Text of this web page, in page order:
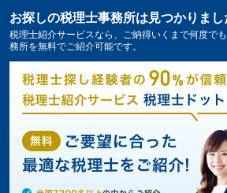
伊万里の顧問税理士のおすすめ
お探しの税理士事務所は見つかりまし
税理士紹介サービスなら、ご納得いくまで何度で
務所を無料でご紹介可能です。